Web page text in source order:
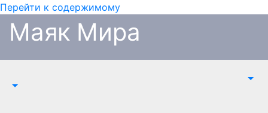
Перейти к содержимому
Маяк Мира